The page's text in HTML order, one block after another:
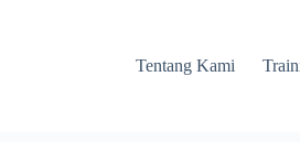
Tentang Kami